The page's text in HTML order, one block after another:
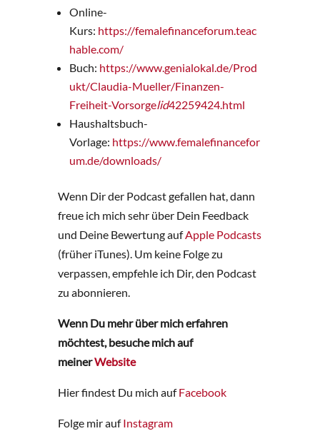
Online-
Kurs: https://femalefinanceforum.teac
hable.com/
Buch: https://www.genialokal.de/Prod
ukt/Claudia-Mueller/Finanzen-
Freiheit-Vorsorgelid42259424.html
Haushaltsbuch-
Vorlage: https://www.femalefinancefor
um.de/downloads/
Wenn Dir der Podcast gefallen hat, dann
freue ich mich sehr über Dein Feedback
und Deine Bewertung aufApple Podcasts
(früher iTunes). Um keine Folge zu
verpassen, empfehle ich Dir, den Podcast
zu abonnieren.
Wenn Du mehr über mich erfahren
möchtest, besuche mich auf
meinerWebsite
Hier findest Du mich aufFacebook
Folge mir aufInstagram